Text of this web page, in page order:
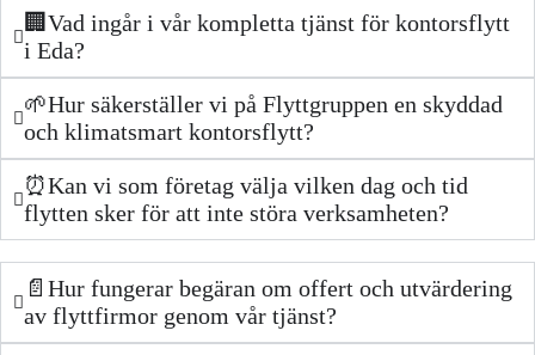
🏢Vad ingår i vår kompletta tjänst för kontorsflytt
i Eda?
🌱Hur säkerställer vi på Flyttgruppen en skyddad
och klimatsmart kontorsflytt?
⏰Kan vi som företag välja vilken dag och tid
flytten sker för att inte störa verksamheten?
📄Hur fungerar begäran om offert och utvärdering
av flyttfirmor genom vår tjänst?